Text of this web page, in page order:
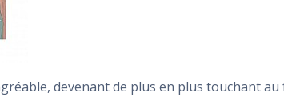
devenant de plus en plus touchant